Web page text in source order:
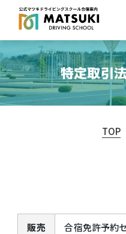
特定取引
TOP
販売
合宿免許予約